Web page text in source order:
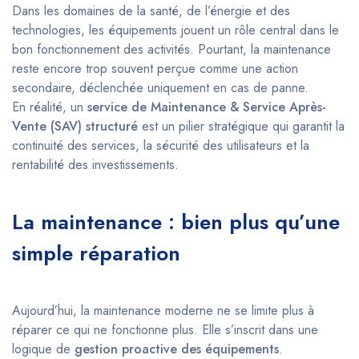
Dans les domaines de la santé, de l’énergie et des
technologies, les équipements jouent un rôle central dans le
bon fonctionnement des activités. Pourtant, la maintenance
reste encore trop souvent perçue comme une action
secondaire, déclenchée uniquement en cas de panne.
En réalité, un service de Maintenance & Service Après-
Vente (SAV) structuré est un pilier stratégique qui garantit la
continuité des services, la sécurité des utilisateurs et la
rentabilité des investissements.
La maintenance : bien plus qu’une
simple réparation
Aujourd’hui, la maintenance moderne ne se limite plus à
réparer ce qui ne fonctionne plus. Elle s’inscrit dans une
logique de gestion proactive des équipements.